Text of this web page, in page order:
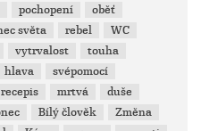
pochopení
oběť
světa rebel
WC
vytrvalost
touha
hlava
svépomocí
recepis mrtvá
duše
Bílý člověk
Změna